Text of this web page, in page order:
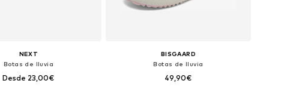
NEXT
Botas de lluvia
Desde 23,00€
BISGAARD
Botas de lluvia
49,90€